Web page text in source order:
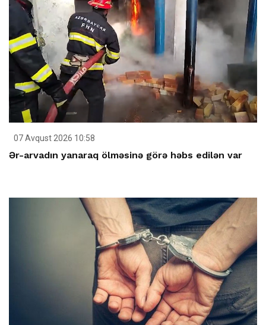
07 Avqust 2026 10:58
Ər-arvadın yanaraq ölməsinə görə həbs edilən var